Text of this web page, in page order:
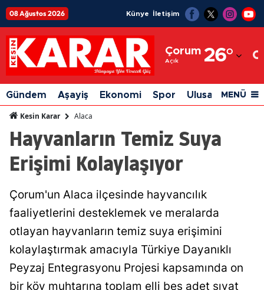
08 Ağustos 2026 Künye İletişim
Çorum
Açık 26°
Adıyaman
Afyonkarahisar
Ağrı
Amasya
Aydın
Balıkesir
Gündem Aşayiş Ekonomi Spor Ulusal Siyaset
MENÜ
Kesin Karar Alaca
Hayvanların Temiz Suya
Erişimi Kolaylaşıyor
Çorum'un Alaca ilçesinde hayvancılık
faaliyetlerini desteklemek ve meralarda
otlayan hayvanların temiz suya erişimini
kolaylaştırmak amacıyla Türkiye Dayanıklı
Peyzaj Entegrasyonu Projesi kapsamında on
bir köy muhtarına toplam elli beş adet sıvat